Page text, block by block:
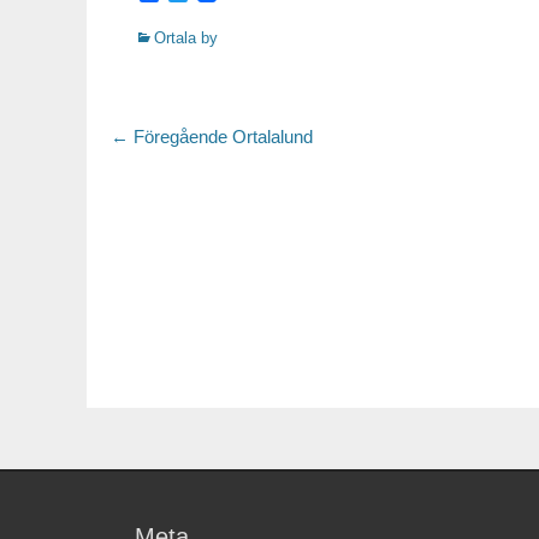
Kategorier
Ortala by
Inläggsnavigering
← Föregående Föregående
Ortalalund